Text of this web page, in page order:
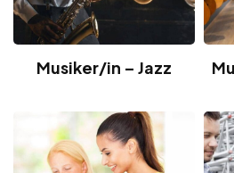
Musiker/in – Jazz